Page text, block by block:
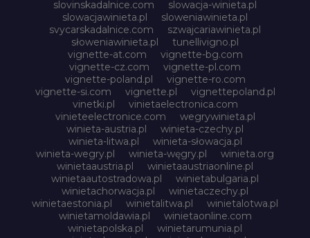
slovinskadalnice.com
slowacja-winieta.pl
slowacjawinieta.pl
sloweniawinieta.pl
svycarskadalnice.com
szwajcariawinieta.pl
słoweniawinieta.pl
tunellivigno.pl
vignette-at.com
vignette-bg.com
vignette-cz.com
vignette-pl.com
vignette-poland.pl
vignette-ro.com
vignette-si.com
vignette.pl
vignettepoland.pl
vinetki.pl
vinietaelectronica.com
vinieteelectronice.com
wegrywinieta.pl
winieta-austria.pl
winieta-czechy.pl
winieta-litwa.pl
winieta-słowacja.pl
winieta-wegry.pl
winieta-węgry.pl
winieta.org
winietaaustria.pl
winietaaustriaonline.pl
winietaautostradowa.pl
winietabulgaria.pl
winietachorwacja.pl
winietaczechy.pl
winietaestonia.pl
winietalitwa.pl
winietalotwa.pl
winietamoldawia.pl
winietaonline.com
winietapolska.pl
winietarumunia.pl